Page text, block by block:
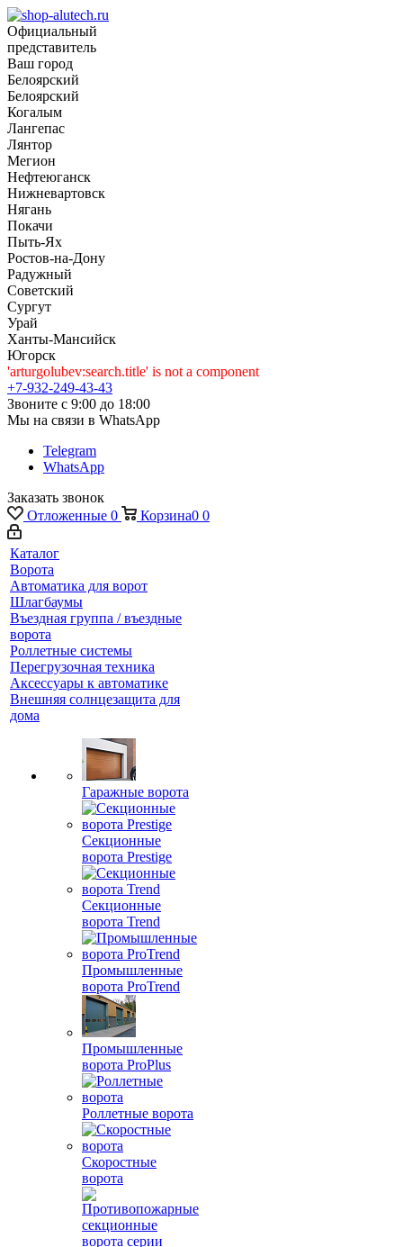
Официальный
представитель
Ваш город
Белоярский
Белоярский
Когалым
Лангепас
Лянтор
Мегион
Нефтеюганск
Нижневартовск
Нягань
Покачи
Пыть-Ях
Рoстов-на-Дону
Радужный
Советский
Сургут
Урай
Ханты-Мансийск
Югорск
'arturgolubev:search.title' is not a component
+7-932-249-43-43
Звоните с 9:00 до 18:00
Мы на связи в WhatsApp
Telegram
WhatsApp
Заказать звонок
Отложенные 0 Корзина0 0
Каталог
Ворота
Автоматика для ворот
Шлагбаумы
Въездная группа / въездные
ворота
Роллетные системы
Перегрузочная техника
Аксессуары к автоматике
Внешняя солнцезащита для
дома
Гаражные ворота
Секционные
ворота Prestige
Секционные
ворота Trend
Промышленные
ворота ProTrend
Промышленные
ворота ProPlus
Роллетные ворота
Скоростные
ворота